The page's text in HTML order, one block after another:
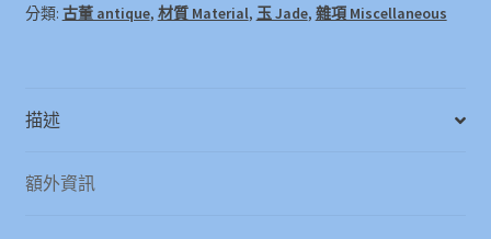
分類: 古董 antique, 材質 Material, 玉 Jade, 雜項 Miscellaneous
描述
額外資訊